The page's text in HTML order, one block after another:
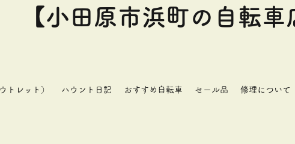
【小田原市浜町の自転車
トレット） ハウント日記 おすすめ自転車 セール品 修理について